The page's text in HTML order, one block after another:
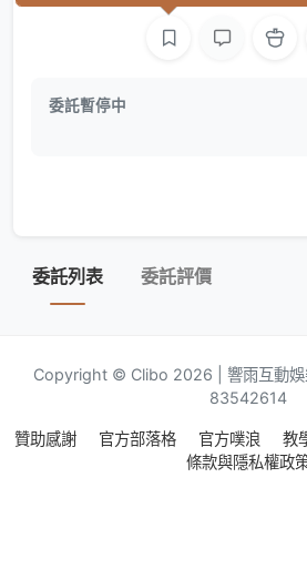
委託暫停中
委託列表 委託評價
Copyright © Clibo 2026 | 響雨互動娛
83542614
贊助感謝 官方部落格 官方噗浪 教
條款與隱私權政